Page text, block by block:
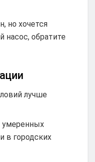
но хочется
насос, обратите
лучше
умеренных
в городских